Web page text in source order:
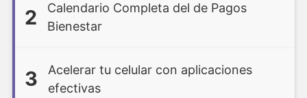
2
Calendario Completa del de Pagos
Bienestar
3
Acelerar tu celular con aplicaciones
efectivas